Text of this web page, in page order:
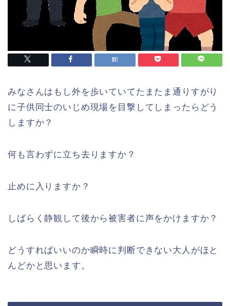
みなさんはもし外を歩いていてたまたま通りすがり
に子供同士のいじめ現場を目撃してしまったらどう
しますか？
何も言わずに立ち去りますか？
止めに入りますか？
しばらく静観して後から被害者に声をかけますか？
どうすればいいのか瞬時に判断できない大人がほと
んどかと思います。